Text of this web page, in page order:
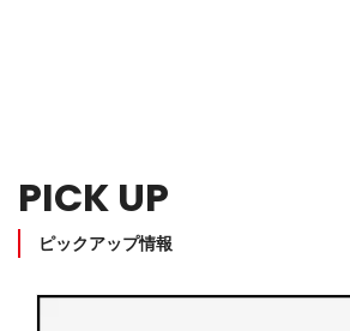
PICK UP
ピックアップ情報